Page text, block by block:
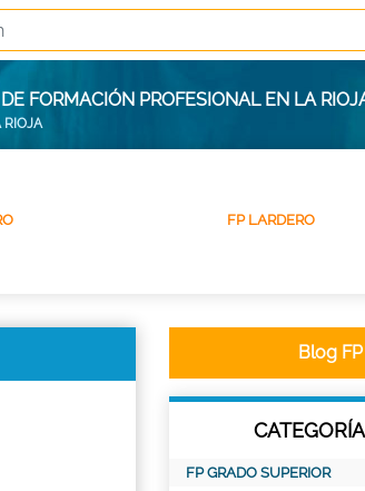
FORMACIÓN PROFESIONAL EN LA
RIOJA
FP LARDERO
Blog FP
FP GRADO SUPERIOR